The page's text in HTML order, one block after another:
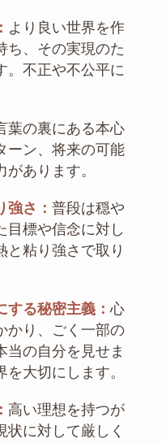
より良い世界を作
ち、その実現のた
。不正や不公平に
葉の裏にある本心
ーン、将来の可能
あります。
強さ： 普段は穏や
目標や信念に対し
と粘り強さで取り
する秘密主義：心
かり、ごく一部の
当の自分を見せま
大切にします。
高い理想を持つが
状に対して厳しく